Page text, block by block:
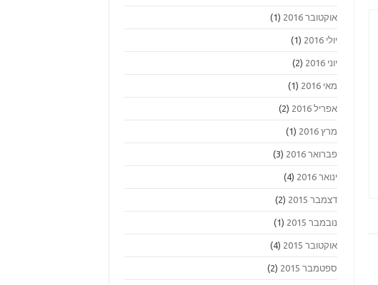
אוקטובר 2016 (1)
יולי 2016 (1)
יוני 2016 (2)
מאי 2016 (1)
אפריל 2016 (2)
מרץ 2016 (1)
פברואר 2016 (3)
ינואר 2016 (4)
דצמבר 2015 (2)
נובמבר 2015 (1)
אוקטובר 2015 (4)
ספטמבר 2015 (2)